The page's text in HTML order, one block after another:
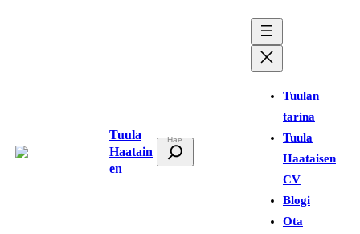
Tuula
Haatain
en
t
Tuulan
tarina
Tuula
Haataisen
CV
Blogi
Ota